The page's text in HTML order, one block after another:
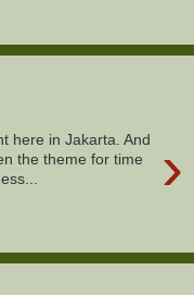
›
here in Jakarta. And
the theme for time